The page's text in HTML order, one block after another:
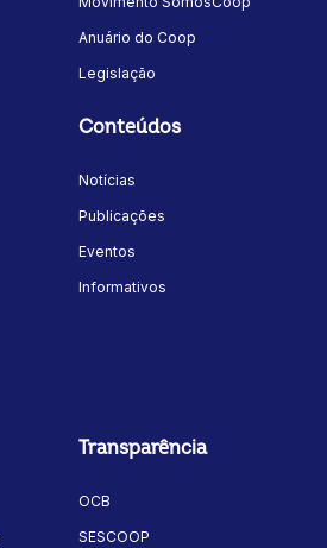
Anuário do Coop
Legislação
Conteúdos
Notícias
Publicações
Eventos
Informativos
Transparência
OCB
SESCOOP